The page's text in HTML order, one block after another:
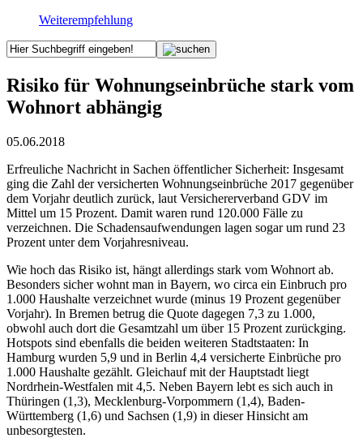
Weiterempfehlung
Risiko für Wohnungseinbrüche stark vom
Wohnort abhängig
05.06.2018
Erfreuliche Nachricht in Sachen öffentlicher Sicherheit: Insgesamt
ging die Zahl der versicherten Wohnungseinbrüche 2017 gegenüber
dem Vorjahr deutlich zurück, laut Versichererverband GDV im
Mittel um 15 Prozent. Damit waren rund 120.000 Fälle zu
verzeichnen. Die Schadensaufwendungen lagen sogar um rund 23
Prozent unter dem Vorjahresniveau.
Wie hoch das Risiko ist, hängt allerdings stark vom Wohnort ab.
Besonders sicher wohnt man in Bayern, wo circa ein Einbruch pro
1.000 Haushalte verzeichnet wurde (minus 19 Prozent gegenüber
Vorjahr). In Bremen betrug die Quote dagegen 7,3 zu 1.000,
obwohl auch dort die Gesamtzahl um über 15 Prozent zurückging.
Hotspots sind ebenfalls die beiden weiteren Stadtstaaten: In
Hamburg wurden 5,9 und in Berlin 4,4 versicherte Einbrüche pro
1.000 Haushalte gezählt. Gleichauf mit der Hauptstadt liegt
Nordrhein-Westfalen mit 4,5. Neben Bayern lebt es sich auch in
Thüringen (1,3), Mecklenburg-Vorpommern (1,4), Baden-
Württemberg (1,6) und Sachsen (1,9) in dieser Hinsicht am
unbesorgtesten.